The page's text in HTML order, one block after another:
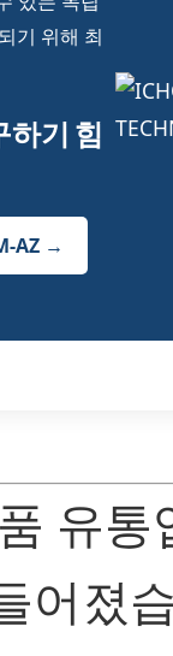
기 위해 최
하기 힘
AZ →
유
어졌